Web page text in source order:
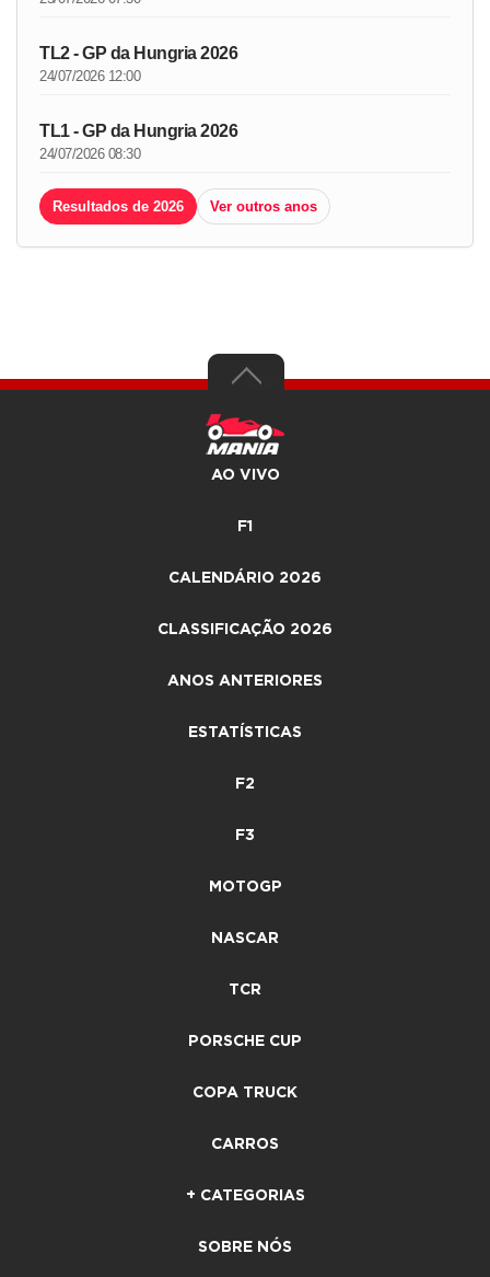
TL2 - GP da Hungria 2026
24/07/2026 12:00
TL1 - GP da Hungria 2026
24/07/2026 08:30
Resultados de 2026 Ver outros anos
AO VIVO
F1
CALENDÁRIO 2026
CLASSIFICAÇÃO 2026
ANOS ANTERIORES
ESTATÍSTICAS
F2
F3
MOTOGP
NASCAR
TCR
PORSCHE CUP
COPA TRUCK
CARROS
+ CATEGORIAS
SOBRE NÓS